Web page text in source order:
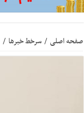
صفحه اصلی / سرخط خبرها /